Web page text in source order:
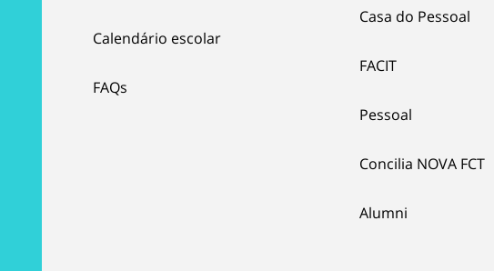
Calendário escolar
FAQs
Casa do Pessoal
FACIT
Pessoal
Concilia NOVA FCT
Alumni